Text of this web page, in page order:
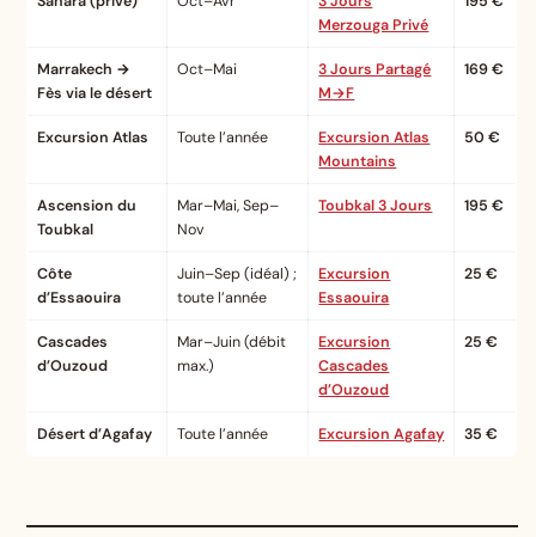
Merzouga Privé
Marrakech →
Fès via le désert
Oct–Mai
3 Jours Partagé
M→F
169 €
Excursion Atlas Toute l’année
Excursion Atlas
Mountains
50 €
Ascension du
Toubkal
Mar–Mai, Sep–
Nov
Toubkal 3 Jours 195 €
Côte
d’Essaouira
Juin–Sep (idéal) ;
toute l’année
Excursion
Essaouira
25 €
Cascades
d’Ouzoud
Mar–Juin (débit
max.)
Excursion
Cascades
d’Ouzoud
25 €
Désert d’Agafay Toute l’année Excursion Agafay 35 €